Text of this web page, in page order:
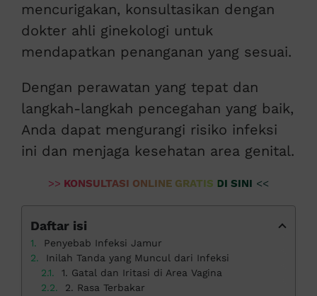
mencurigakan, konsultasikan dengan
dokter ahli ginekologi untuk
mendapatkan penanganan yang sesuai.
Dengan perawatan yang tepat dan
langkah-langkah pencegahan yang baik,
Anda dapat mengurangi risiko infeksi
ini dan menjaga kesehatan area genital.
>> KONSULTASI ONLINE GRATIS DI SINI <<
Daftar isi
Penyebab Infeksi Jamur
Inilah Tanda yang Muncul dari Infeksi
1. Gatal dan Iritasi di Area Vagina
2. Rasa Terbakar